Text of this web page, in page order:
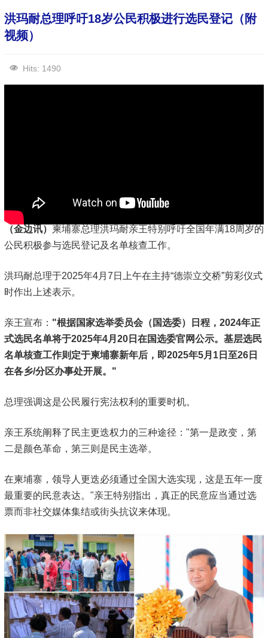
洪玛耐总理呼吁18岁公民积极进行选民登记（附
视频）
Hits: 1490
（金边讯） 柬埔寨总理洪玛耐亲王特别呼吁全国年满18周岁的
公民积极参与选民登记及名单核查工作。
洪玛耐总理于2025年4月7日上午在主持“德崇立交桥”剪彩仪式
时作出上述表示。
亲王宣布： "根据国家选举委员会（国选委）日程，2024年正
式选民名单将于2025年4月20日在国选委官网公示。基层选民
名单核查工作则定于柬埔寨新年后，即2025年5月1日至26日
在各乡/分区办事处开展。"
总理强调这是公民履行宪法权利的重要时机。
亲王系统阐释了民主更迭权力的三种途径："第一是政变，第
二是颜色革命，第三则是民主选举。
在柬埔寨，领导人更迭必须通过全国大选实现，这是五年一度
最重要的民意表达。"亲王特别指出，真正的民意应当通过选
票而非社交媒体集结或街头抗议来体现。